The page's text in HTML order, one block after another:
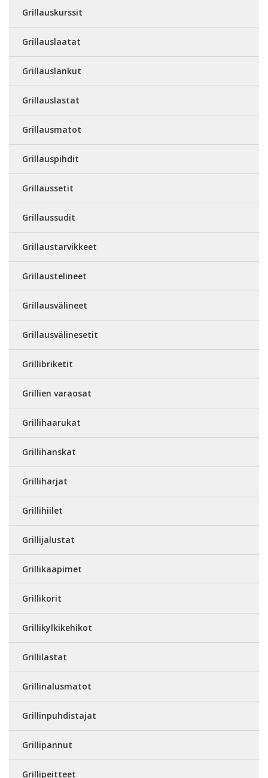
Grillauskurssit
Grillauslaatat
Grillauslankut
Grillauslastat
Grillausmatot
Grillauspihdit
Grillaussetit
Grillaussudit
Grillaustarvikkeet
Grillaustelineet
Grillausvälineet
Grillausvälinesetit
Grillibriketit
Grillien varaosat
Grillihaarukat
Grillihanskat
Grilliharjat
Grillihiilet
Grillijalustat
Grillikaapimet
Grillikorit
Grillikylkikehikot
Grillilastat
Grillinalusmatot
Grillinpuhdistajat
Grillipannut
Grillipeitteet